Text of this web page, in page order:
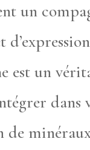
un
est un
dans
de